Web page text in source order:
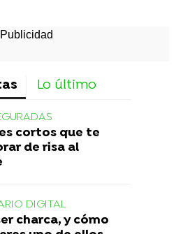
Lo último
cortos que te
de risa al
DIGITAL
charca, y cómo